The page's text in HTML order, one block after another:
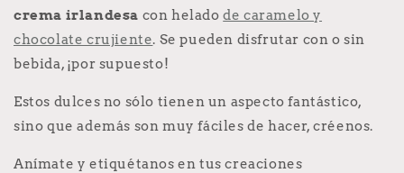
crema irlandesa con heladode caramelo y
chocolate crujiente. Se pueden disfrutar con o sin
bebida, ¡por supuesto!
Estos dulces no sólo tienen un aspecto fantástico,
sino que además son muy fáciles de hacer, créenos.
Anímate y etiquétanos en tus creaciones